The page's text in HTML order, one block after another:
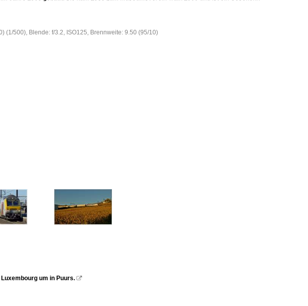
(1/500), Blende: f/3.2, ISO125, Brennweite: 9.50 (95/10)
um in Puurs. 